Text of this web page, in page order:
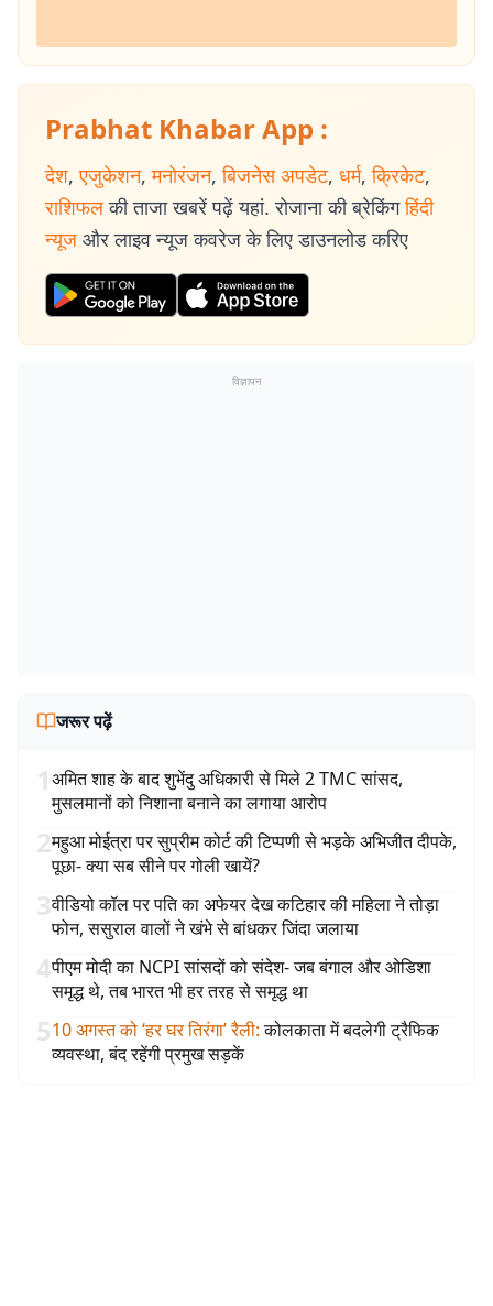
Prabhat Khabar App :
देश, एजुकेशन, मनोरंजन, बिजनेस अपडेट, धर्म, क्रिकेट,
राशिफल की ताजा खबरें पढ़ें यहां. रोजाना की ब्रेकिंग हिंदी
न्यूज और लाइव न्यूज कवरेज के लिए डाउनलोड करिए
विज्ञापन
जरूर पढ़ें
1अमित शाह के बाद शुभेंदु अधिकारी से मिले 2 TMC सांसद,
मुसलमानों को निशाना बनाने का लगाया आरोप
2महुआ मोईत्रा पर सुप्रीम कोर्ट की टिप्पणी से भड़के अभिजीत दीपके,
पूछा- क्या सब सीने पर गोली खायें?
3वीडियो कॉल पर पति का अफेयर देख कटिहार की महिला ने तोड़ा
फोन, ससुराल वालों ने खंभे से बांधकर जिंदा जलाया
4पीएम मोदी का NCPI सांसदों को संदेश- जब बंगाल और ओडिशा
समृद्ध थे, तब भारत भी हर तरह से समृद्ध था
510 अगस्त को ‘हर घर तिरंगा’ रैली: कोलकाता में बदलेगी ट्रैफिक
व्यवस्था, बंद रहेंगी प्रमुख सड़कें